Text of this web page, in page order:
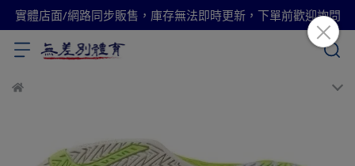
實體店面/網路同步販售，庫存無法即時更新，下單前歡迎詢問